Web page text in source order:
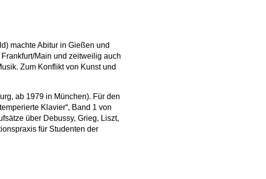
machte Abitur in Gießen und
Main und zeitweilig auch
Zum Konflikt von Kunst und
ab 1979 in München). Für den
Klavier“, Band 1 von
über Debussy, Grieg, Liszt,
für Studenten der